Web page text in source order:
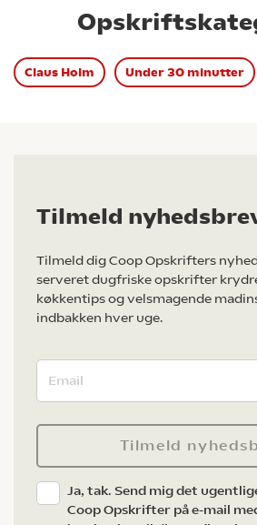
Claus Holm Under 30 minutter
Tilmeld
Tilmeld dig Coop Opskrifters
serveret dugfriske opskrifter
køkkentips og velsmagende
indbakken hver uge.
Tilmeld
Ja, tak. Send mig det
Coop Opskrifter på e-mail